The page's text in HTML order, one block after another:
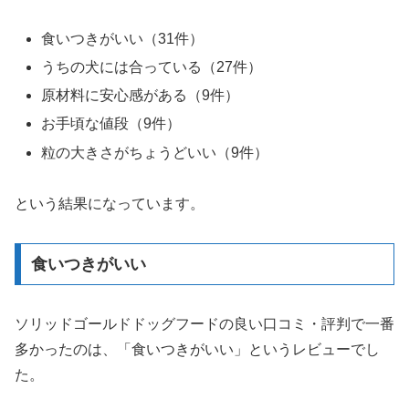
食いつきがいい（31件）
うちの犬には合っている（27件）
原材料に安心感がある（9件）
お手頃な値段（9件）
粒の大きさがちょうどいい（9件）
という結果になっています。
食いつきがいい
ソリッドゴールドドッグフードの良い口コミ・評判で一番
多かったのは、「食いつきがいい」というレビューでし
た。